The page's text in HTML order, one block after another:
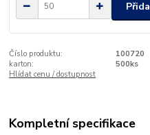
Číslo produktu:
100720
karton:
500ks
Hlídat cenu / dostupnost
Kompletní specifikace